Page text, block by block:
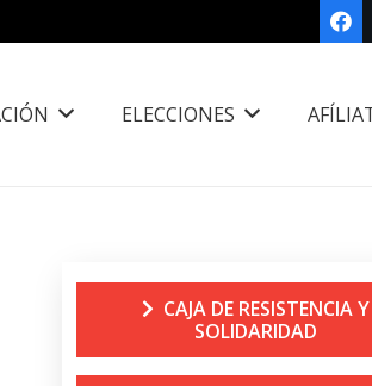
ELECCIONES
CAJA DE RESISTENCIA Y
SOLIDARIDAD